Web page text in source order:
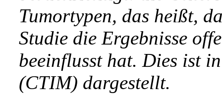
Tumortypen, das heißt,
Studie die Ergebnisse
beeinflusst hat. Dies ist
(CTIM) dargestellt.